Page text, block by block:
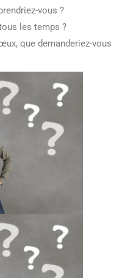
vous ?
les temps ?
que demanderiez-vous